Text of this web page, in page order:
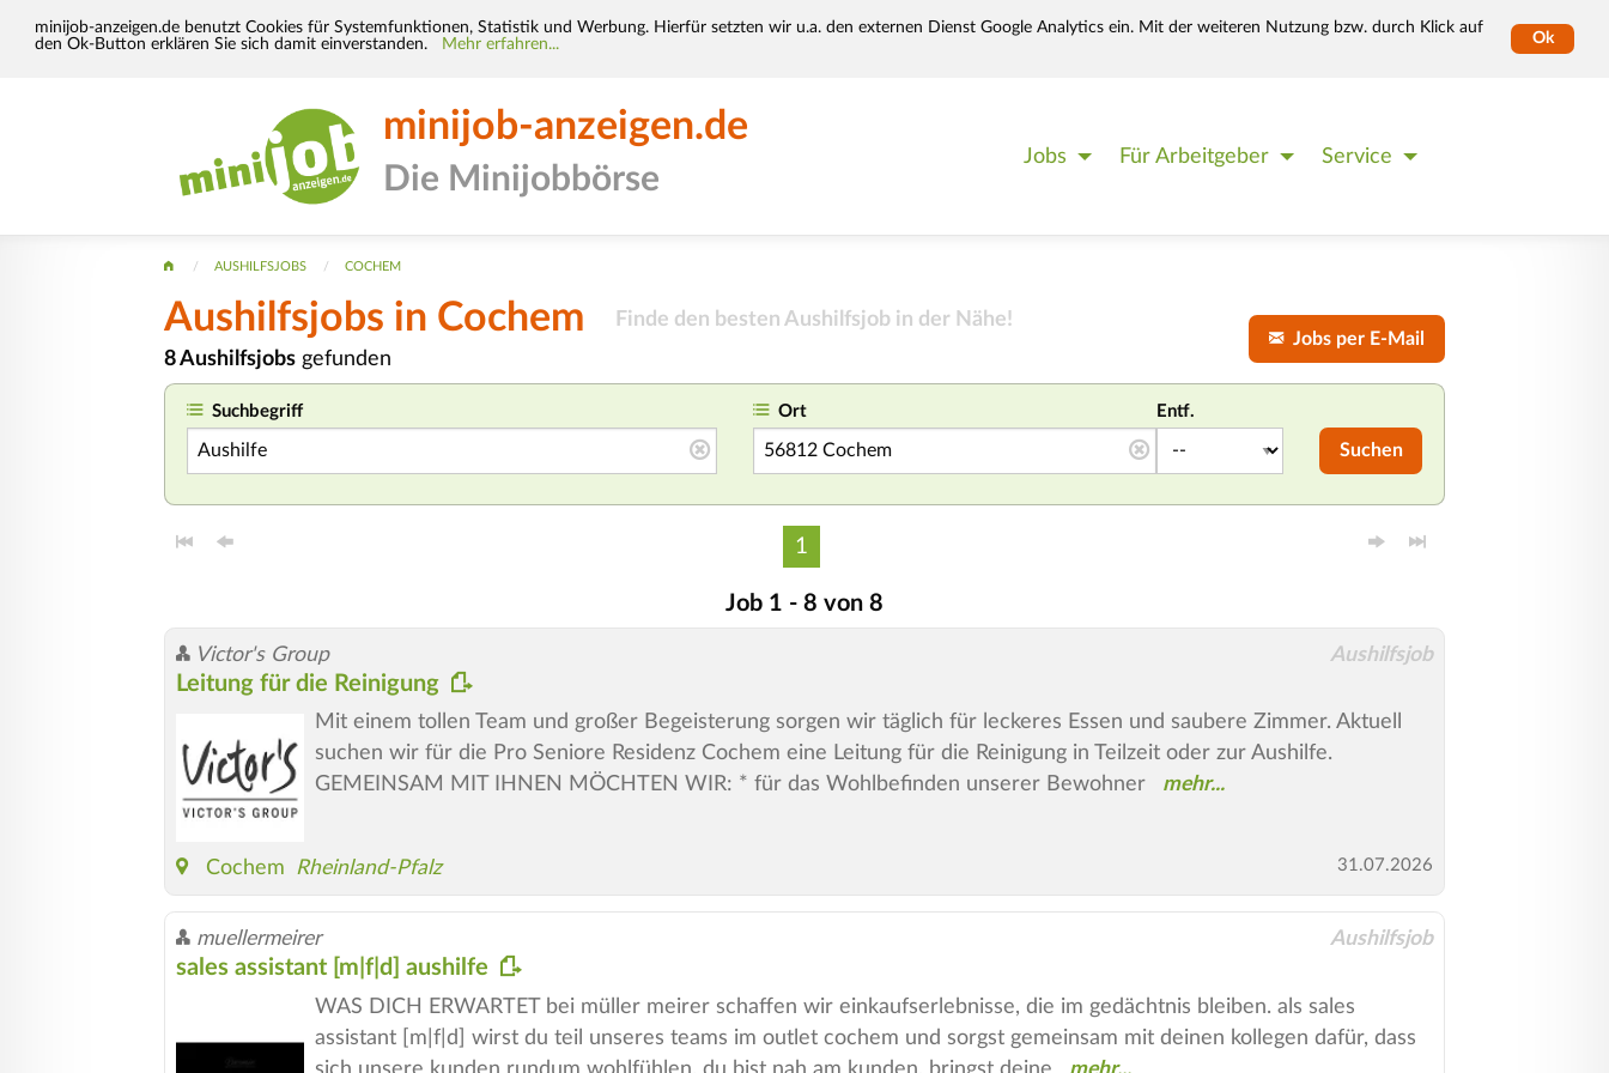
minijob-anzeigen.de benutzt Cookies für Systemfunktionen, Statistik und Werbung. Hierfür setzten wir u.a. den externen Dienst Google Analytics ein. Mit der weiteren Nutzung bzw. durch Klick auf
den Ok-Button erklären Sie sich damit einverstanden.
Mehr erfahren... Ok
minijob-anzeigen.de
Die Minijobbörse
Jobs Für Arbeitgeber Service
AUSHILFSJOBS COCHEM
Aushilfsjobs in Cochem Finde den besten Aushilfsjob in der Nähe!
8 Aushilfsjobs gefunden
Jobs per E-Mail
Suchbegriff Ort Entf.
Suchen
1
Job 1 - 8 von 8
Victor's Group Aushilfsjob
Leitung für die Reinigung
Mit einem tollen Team und großer Begeisterung sorgen wir täglich für leckeres Essen und saubere Zimmer. Aktuell
suchen wir für die Pro Seniore Residenz Cochem eine Leitung für die Reinigung in Teilzeit oder zur Aushilfe.
GEMEINSAM MIT IHNEN MÖCHTEN WIR: * für das Wohlbefinden unserer Bewohner
Cochem Rheinland-Pfalz 31.07.2026
muellermeirer Aushilfsjob
sales assistant [m|f|d] aushilfe
WAS DICH ERWARTET bei müller meirer schaffen wir einkaufserlebnisse, die im gedächtnis bleiben. als sales
assistant [m|f|d] wirst du teil unseres teams im outlet cochem und sorgst gemeinsam mit deinen kollegen dafür, dass
sich unsere kunden rundum wohlfühlen. du bist nah am kunden, bringst deine